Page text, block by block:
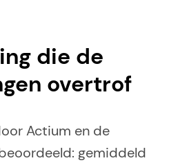
die de
overtrof
Actium en de
gemiddeld